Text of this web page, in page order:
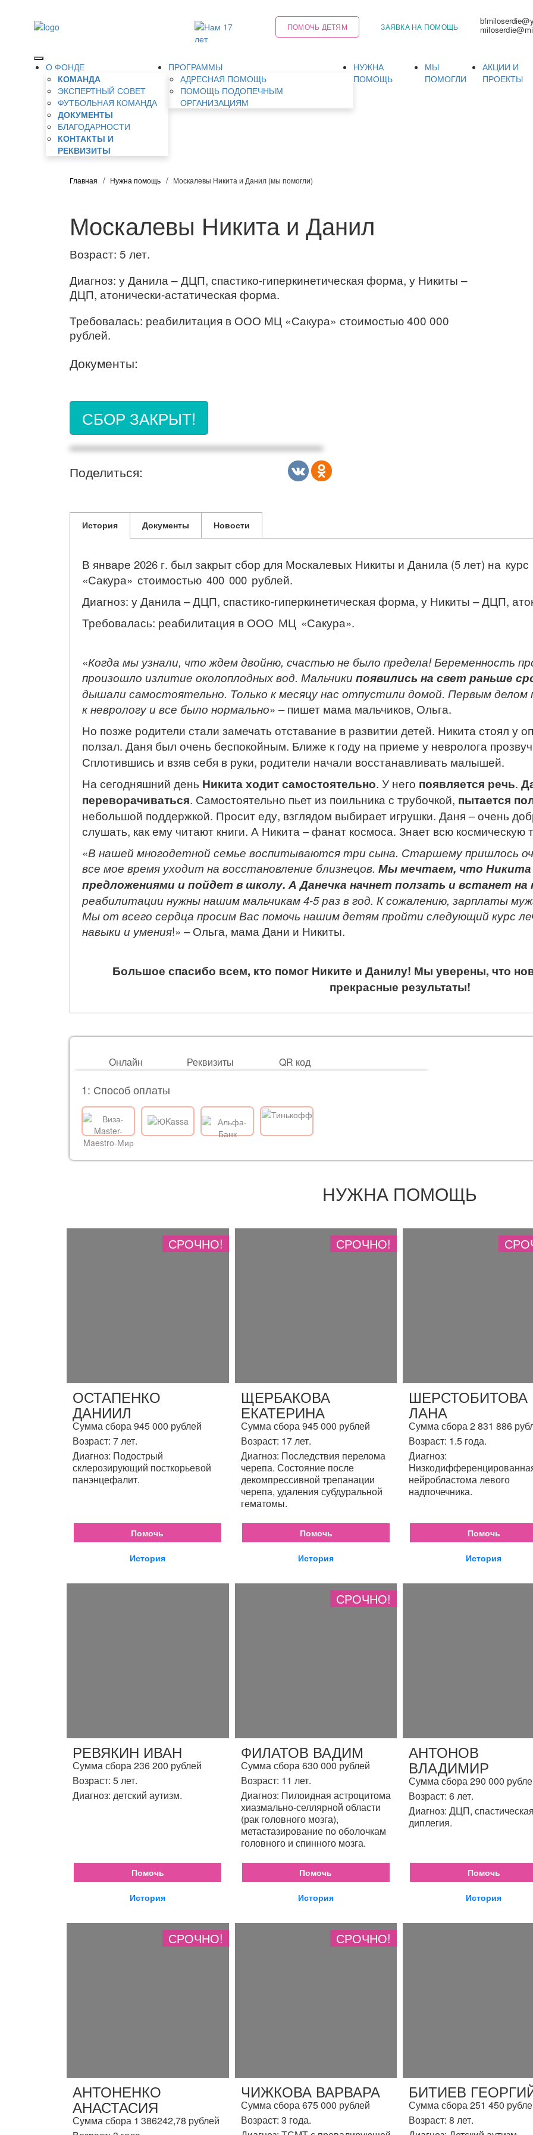
ПОМОЧЬ ДЕТЯМ ЗАЯВКА НА ПОМОЩЬ
О ФОНДЕ
КОМАНДА
ЭКСПЕРТНЫЙ СОВЕТ
ФУТБОЛЬНАЯ КОМАНДА
ДОКУМЕНТЫ
БЛАГОДАРНОСТИ
КОНТАКТЫ И
РЕКВИЗИТЫ
ПРОГРАММЫ
АДРЕСНАЯ ПОМОЩЬ
ПОМОЩЬ ПОДОПЕЧНЫМ
ОРГАНИЗАЦИЯМ
НУЖНА
ПОМОЩЬ
МЫ
ПОМОГЛИ
АКЦИИ И
ПРОЕКТЫ
Главная Нужна помощь Москалевы Никита и Данил (мы помогли)
Москалевы Никита и Данил
Возраст: 5 лет.
Диагноз: у Данила – ДЦП, спастико-гиперкинетическая форма, у Никиты –
ДЦП, атонически-астатическая форма.
Требовалась: реабилитация в ООО МЦ «Сакура» стоимостью 400 000
рублей.
Документы:
СБОР ЗАКРЫТ!
Поделиться:
История Документы Новости
В январе 2026 г. был закрыт сбор для Москалевых Никиты и Данила (5 лет) на
«Сакура» стоимостью 400 000 рублей.
Диагноз: у Данила – ДЦП, спастико-гиперкинетическая форма, у Никиты – ДЦП,
Требовалась: реабилитация в ООО МЦ «Сакура».
«Когда мы узнали, что ждем двойню, счастью не было предела! Беременность
произошло излитие околоплодных вод. Мальчики появились на свет раньше
дышали самостоятельно. Только к месяцу нас отпустили домой. Первым делом
к неврологу и все было нормально» – пишет мама мальчиков, Ольга.
Но позже родители стали замечать отставание в развитии детей. Никита стоял у
ползал. Даня был очень беспокойным. Ближе к году на приеме у невролога
Сплотившись и взяв себя в руки, родители начали восстанавливать малышей.
На сегодняшний день Никита ходит самостоятельно. У него появляется речь.
переворачиваться. Самостоятельно пьет из поильника с трубочкой, пытается
небольшой поддержкой. Просит еду, взглядом выбирает игрушки. Даня – очень
слушать, как ему читают книги. А Никита – фанат космоса. Знает всю космическую
«В нашей многодетной семье воспитываются три сына. Старшему пришлось
все мое время уходит на восстановление близнецов. Мы мечтаем, что Никита
предложениями и пойдет в школу. А Данечка начнет ползать и встанет на
реабилитации нужны нашим мальчикам 4-5 раз в год. К сожалению, зарплаты
Мы от всего сердца просим Вас помочь нашим детям пройти следующий курс
навыки и умения!» – Ольга, мама Дани и Никиты.
Большое спасибо всем, кто помог Никите и Данилу! Мы уверены, что
прекрасные результаты!
Онлайн Реквизиты QR код
1: Способ оплаты
НУЖНА ПОМОЩЬ
СРОЧНО!
ОСТАПЕНКО
ДАНИИЛ
Сумма сбора 945 000 рублей
Возраст: 7 лет.
Диагноз: Подострый
склерозирующий посткорьевой
панэнцефалит.
Помочь
История
СРОЧНО!
ЩЕРБАКОВА
ЕКАТЕРИНА
Сумма сбора 945 000 рублей
Возраст: 17 лет.
Диагноз: Последствия перелома
черепа. Состояние после
декомпрессивной трепанации
черепа, удаления субдуральной
гематомы.
Помочь
История
ШЕРСТОБИТОВА
ЛАНА
Сумма сбора 2 831 886
Возраст: 1.5 года.
Диагноз:
нейробластома левого
надпочечника.
Помочь
История
РЕВЯКИН ИВАН
Сумма сбора 236 200 рублей
Возраст: 5 лет.
Диагноз: детский аутизм.
Помочь
История
СРОЧНО!
ФИЛАТОВ ВАДИМ
Сумма сбора 630 000 рублей
Возраст: 11 лет.
Диагноз: Пилоидная астроцитома
хиазмально-селлярной области
(рак головного мозга),
метастазирование по оболочкам
головного и спинного мозга.
Помочь
История
АНТОНОВ
ВЛАДИМИР
Сумма сбора 290 000
Возраст: 6 лет.
Диагноз: ДЦП, спастическая
диплегия.
Помочь
История
СРОЧНО!
АНТОНЕНКО
АНАСТАСИЯ
Сумма сбора 1 386242,78 рублей
СРОЧНО!
ЧИЖКОВА ВАРВАРА
Сумма сбора 675 000 рублей
Возраст: 3 года.
БИТИЕВ
Сумма сбора 251 450
Возраст: 8 лет.